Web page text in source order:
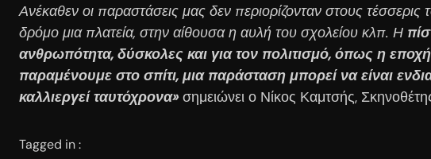
Ανέκαθεν οι παραστάσεις μας δεν περιορίζονταν στους
δρόμο μια πλατεία, στην αίθουσα η αυλή του σχολείου κλπ. Η
ανθρωπότητα, δύσκολες και για τον πολιτισμό, όπως η
παραμένουμε στο σπίτι, μια παράσταση μπορεί να είναι
καλλιεργεί ταυτόχρονα»σημειώνει ο Νίκος Καμτσής,
Tagged in :